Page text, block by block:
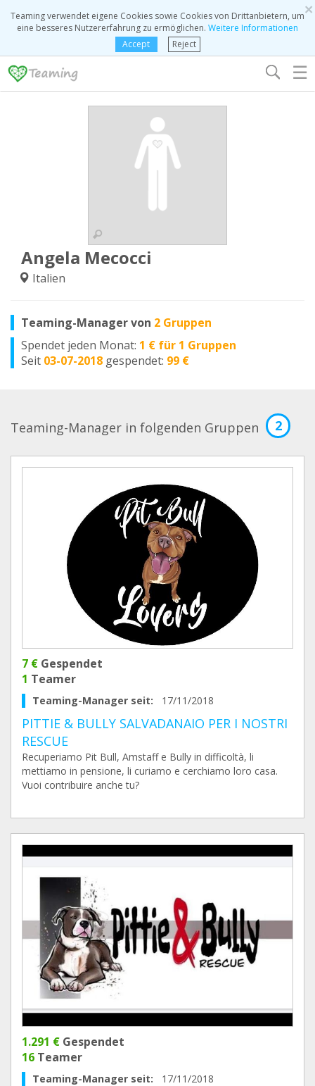
×
Teaming verwendet eigene Cookies sowie Cookies von Drittanbietern, um
eine besseres Nutzererfahrung zu ermöglichen. Weitere Informationen
Accept
Reject
☰
Angela Mecocci
Italien
Teaming-Manager von 2 Gruppen
Spendet jeden Monat: 1 € für 1 Gruppen
Seit 03-07-2018 gespendet: 99 €
Teaming-Manager in folgenden Gruppen 2
7 € Gespendet
1 Teamer
Teaming-Manager seit: 17/11/2018
PITTIE & BULLY SALVADANAIO PER I NOSTRI
RESCUE
Recuperiamo Pit Bull, Amstaff e Bully in difficoltà, li
mettiamo in pensione, li curiamo e cerchiamo loro casa.
Vuoi contribuire anche tu?
1.291 € Gespendet
16 Teamer
Teaming-Manager seit: 17/11/2018